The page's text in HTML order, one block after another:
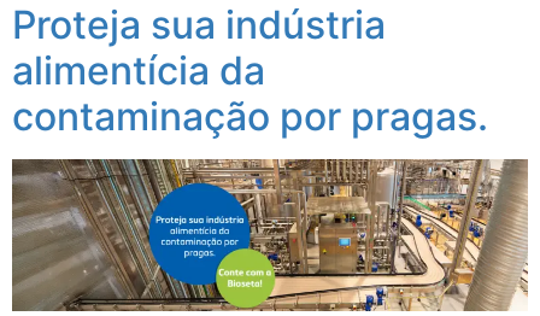
Proteja sua indústria
alimentícia da
contaminação por pragas.